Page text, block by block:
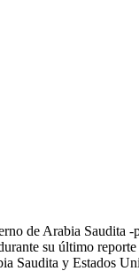
de Arabia Saudita -
su último
Saudita y Estados